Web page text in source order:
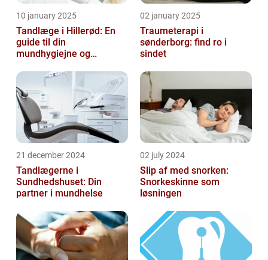
10 january 2025
Tandlæge i Hillerød: En
guide til din
mundhygiejne og
02 january 2025
Traumeterapi i
sønderborg: find ro i
sindet
21 december 2024
Tandlægerne i
Sundhedshuset: Din
partner i mundhelse
02 july 2024
Slip af med snorken:
Snorkeskinne som
løsningen